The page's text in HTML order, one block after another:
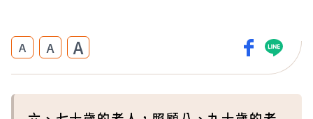
A A A